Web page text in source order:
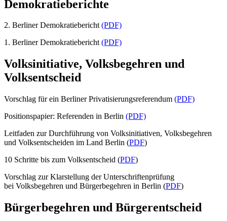
Demokratieberichte
2. Berliner Demokratiebericht(PDF)
1. Berliner Demokratiebericht(PDF)
Volksinitiative, Volksbegehren und
Volksentscheid
Vorschlag für ein Berliner Privatisierungsreferendum (PDF)
Positionspapier: Referenden in Berlin (PDF)
Leitfaden zur Durchführung von Volksinitiativen, Volksbegehren
und Volksentscheiden im Land Berlin (PDF)
10 Schritte bis zum Volksentscheid (PDF)
Vorschlag zur Klarstellung der Unterschriftenprüfung
bei Volksbegehren und Bürgerbegehren in Berlin (PDF)
Bürgerbegehren und Bürgerentscheid